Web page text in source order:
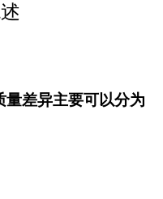
差异主要可以分为